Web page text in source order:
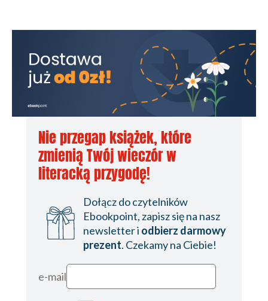
Nie przegap książek, które
zmienią Twój wieczór w
literacką przygodę!
Dołącz do czytelników
Ebookpoint, zapisz się na nasz
newsletter i odbierz darmowy
prezent. Czekamy na Ciebie!
e-mail